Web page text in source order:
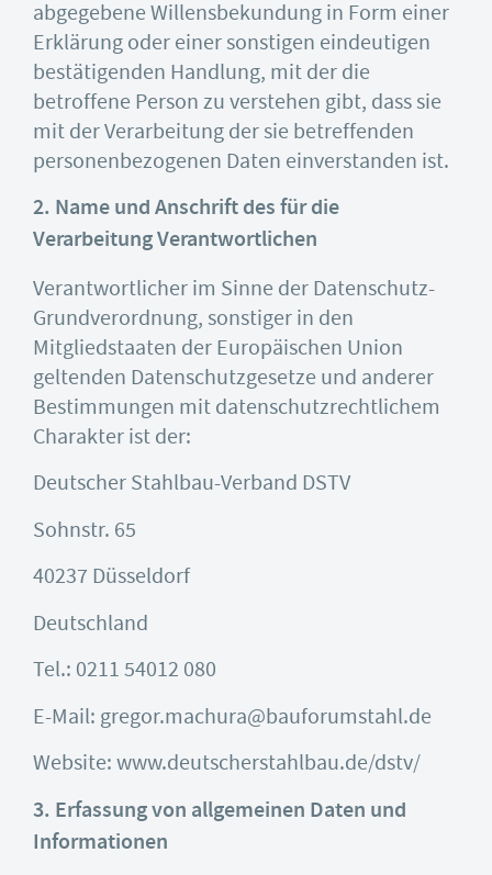
abgegebene Willensbekundung in Form einer
Erklärung oder einer sonstigen eindeutigen
bestätigenden Handlung, mit der die
betroffene Person zu verstehen gibt, dass sie
mit der Verarbeitung der sie betreffenden
personenbezogenen Daten einverstanden ist.
2. Name und Anschrift des für die
Verarbeitung Verantwortlichen
Verantwortlicher im Sinne der Datenschutz-
Grundverordnung, sonstiger in den
Mitgliedstaaten der Europäischen Union
geltenden Datenschutzgesetze und anderer
Bestimmungen mit datenschutzrechtlichem
Charakter ist der:
Deutscher Stahlbau-Verband DSTV
Sohnstr. 65
40237 Düsseldorf
Deutschland
Tel.: 0211 54012 080
E-Mail: gregor.machura@bauforumstahl.de
Website: www.deutscherstahlbau.de/dstv/
3. Erfassung von allgemeinen Daten und
Informationen